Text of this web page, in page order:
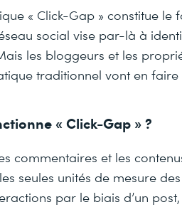
« Click-Gap » constitue
social vise par-là à
les bloggeurs et les
traditionnel vont en faire
« Click-Gap » ?
commentaires et les
seules unités de mesure
par le biais d’un